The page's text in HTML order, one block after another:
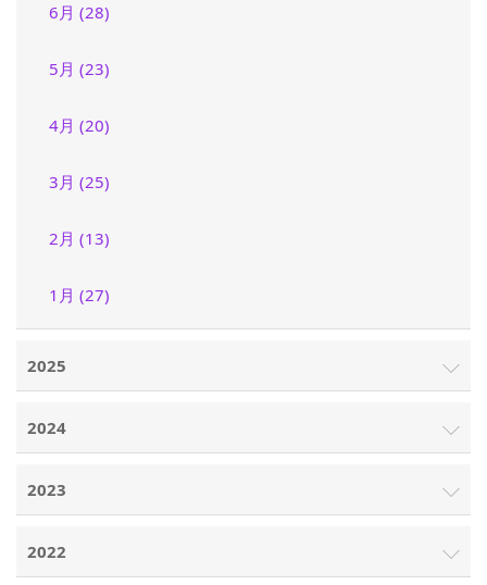
6月 (28)
5月 (23)
4月 (20)
3月 (25)
2月 (13)
1月 (27)
2025
2024
2023
2022